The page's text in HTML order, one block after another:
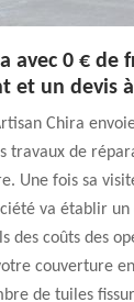
avec 0 € de
et un devis
Chira
travaux de
Une fois sa
va établir
des coûts des
couverture
de tuiles